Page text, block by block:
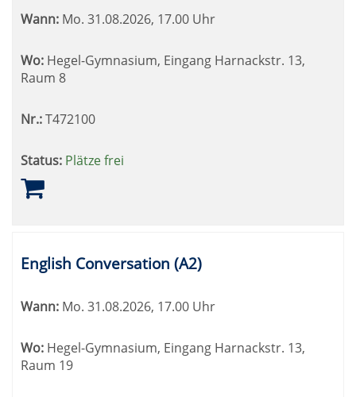
Wann: Mo. 31.08.2026, 17.00 Uhr
Wo: Hegel-Gymnasium, Eingang Harnackstr. 13,
Raum 8
Nr.:T472100
Status: Plätze frei
English Conversation (A2)
Wann: Mo. 31.08.2026, 17.00 Uhr
Wo: Hegel-Gymnasium, Eingang Harnackstr. 13,
Raum 19